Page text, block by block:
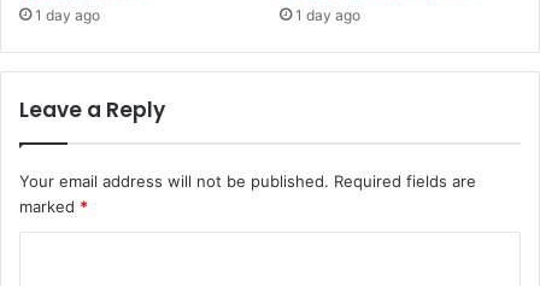
1 day ago 1 day ago
Leave a Reply
Your email address will not be published. Required fields are
marked *